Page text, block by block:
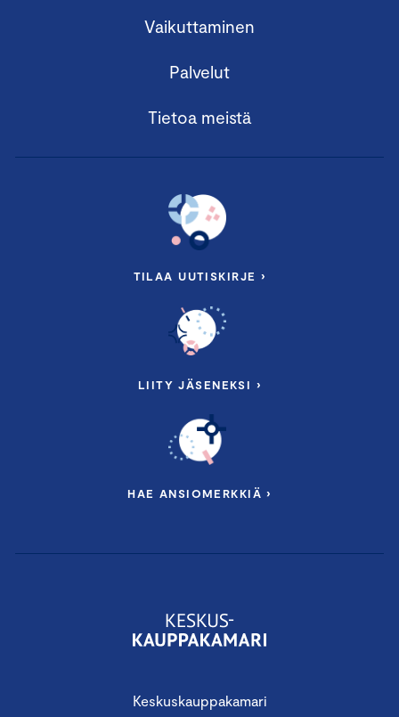
Keskuskauppakamari
Vaikuttaminen
Palvelut
Tietoa meistä
TILAA UUTISKIRJE ›
LIITY JÄSENEKSI ›
HAE ANSIOMERKKIÄ ›